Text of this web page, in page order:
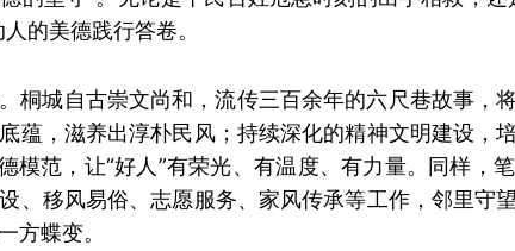
的美德践行答卷。
桐城自古崇文尚和，流传三百余年的六尺巷故事，
蕴，滋养出淳朴民风；持续深化的精神文明建设，
模范，让“好人”有荣光、有温度、有力量。同样，
、移风易俗、志愿服务、家风传承等工作，邻里守
方蝶变。